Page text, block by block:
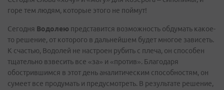
горе тем людям, которые этого не поймут!
Сегодня Водолею представится возможность обдумать какое-
то решение, от которого в дальнейшем будет многое зависеть.
К счастью, Водолей не настроен рубить с плеча, он способен
тщательно взвесить все «за» и «против». Благодаря
обострившимся в этот день аналитическим способностям, он
сумеет все продумать и предусмотреть. В результате решение,